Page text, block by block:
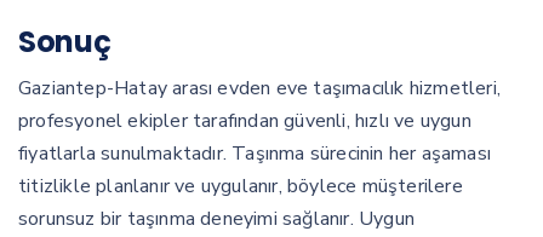
Sonuç
Gaziantep-Hatay arası evden eve taşımacılık hizmetleri,
profesyonel ekipler tarafından güvenli, hızlı ve uygun
fiyatlarla sunulmaktadır. Taşınma sürecinin her aşaması
titizlikle planlanır ve uygulanır, böylece müşterilere
sorunsuz bir taşınma deneyimi sağlanır. Uygun